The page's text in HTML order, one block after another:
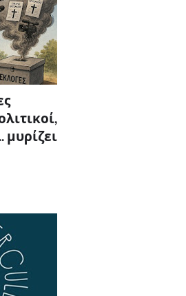
μυρίζει